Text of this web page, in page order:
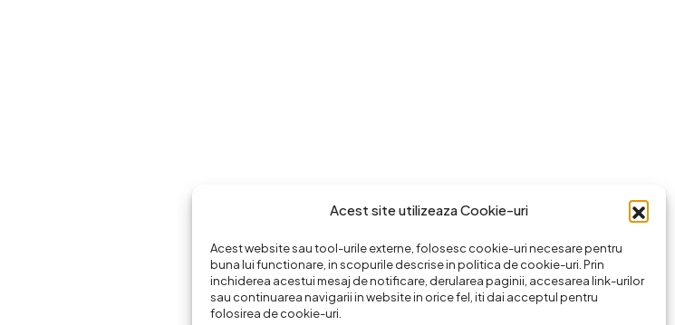
Acest site utilizeaza Cookie-uri
Acest website sau tool-urile externe, folosesc cookie-uri necesare pentru
buna lui functionare, in scopurile descrise in politica de cookie-uri. Prin
inchiderea acestui mesaj de notificare, derularea paginii, accesarea link-urilor
sau continuarea navigarii in website in orice fel, iti dai acceptul pentru
folosirea de cookie-uri.